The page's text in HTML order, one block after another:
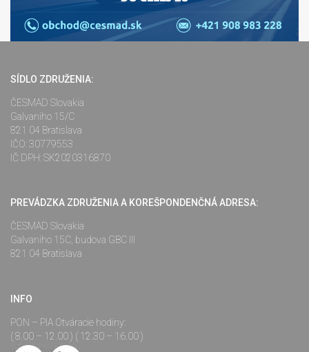
SÍDLO ZDRUŽENIA:
ČESMAD Slovakia
Galvaniho 15/C
821 04 Bratislava
IČO: 30779553
IČ DPH: SK2020316870
PREVÁDZKA ZDRUŽENIA A KOREŠPONDENČNÁ ADRESA:
ČESMAD Slovakia
Galvaniho 15C, budova GBC III
821 04 Bratislava
INFO
PON – PIA Otváracie hodiny:
( 8.00 – 12.00 ) ( 12.30 – 16.00 )